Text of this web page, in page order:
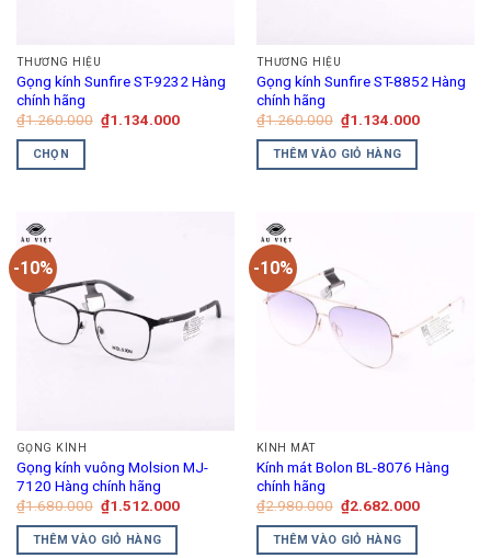
THƯƠNG HIỆU
Gọng kính Sunfire ST-9232 Hàng
chính hãng
₫1.260.000 Giá
gốc
₫1.134.000Giá
₫1.134.000.
CHỌN
này
có
nhiều
biến
thể.
Các
được
chọn
trên
trang
sản
THƯƠNG HIỆU
Gọng kính Sunfire ST-8852 Hàng
chính hãng
₫1.260.000 Giá
gốc
là:
₫1.260.000.
₫1.134.000Giá
THÊM VÀO GIỎ HÀNG
-10%
GỌNG KÍNH
Gọng kính vuông Molsion MJ-
7120 Hàng chính hãng
₫1.680.000 Giá
gốc
là:
₫1.680.000.
₫1.512.000Giá
THÊM VÀO GIỎ HÀNG
-10%
KÍNH MÁT
Kính mát Bolon BL-8076 Hàng
chính hãng
₫2.980.000 Giá
gốc
là:
₫2.980.000.
₫2.682.000Giá
THÊM VÀO GIỎ HÀNG